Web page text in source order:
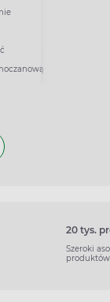
20 tys.
Szeroki
produktów